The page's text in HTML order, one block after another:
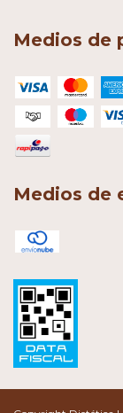
Medios de
Medios de